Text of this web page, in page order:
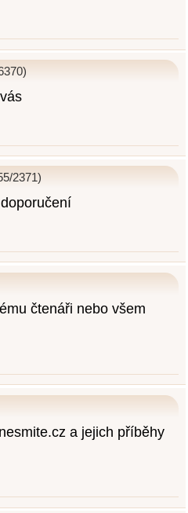
2371)
čtenáři nebo všem
a jejich příběhy